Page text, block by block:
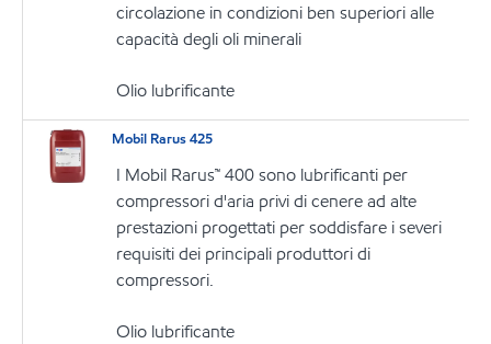
circolazione in condizioni ben superiori alle
capacità degli oli minerali
Olio lubrificante
Mobil Rarus 425
I Mobil Rarus™ 400 sono lubrificanti per
compressori d'aria privi di cenere ad alte
prestazioni progettati per soddisfare i severi
requisiti dei principali produttori di
compressori.
Olio lubrificante